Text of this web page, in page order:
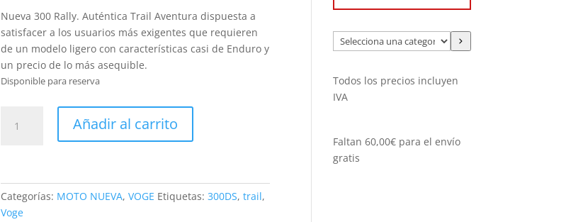
Nueva 300 Rally. Auténtica Trail Aventura dispuesta a
satisfacer a los usuarios más exigentes que requieren
de un modelo ligero con características casi de Enduro y
un precio de lo más asequible.
Disponible para reserva
300
Añadir al carrito
Categorías: MOTO NUEVA,VOGE Etiquetas:300DS,trail,
Voge
Selecciona
una
Todos los precios incluyen
IVA
Faltan60,00€ para el envío
gratis